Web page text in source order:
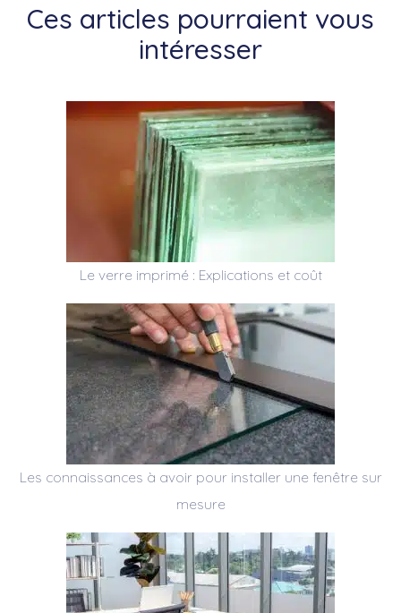
Ces articles pourraient vous
intéresser
Le verre imprimé : Explications et coût
Les connaissances à avoir pour installer une fenêtre sur
mesure